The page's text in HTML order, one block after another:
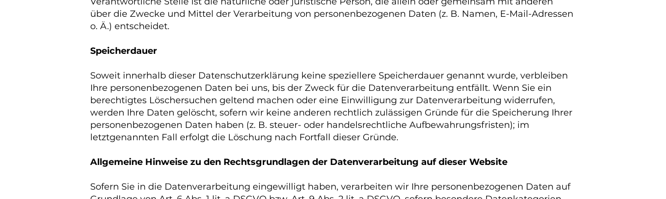
über die Zwecke und Mittel der Verarbeitung von personenbezogenen Daten (z. B. Namen, E-Mail-Adressen
o. Ä.) entscheidet.
Speicherdauer
Soweit innerhalb dieser Datenschutzerklärung keine speziellere Speicherdauer genannt wurde, verbleiben
Ihre personenbezogenen Daten bei uns, bis der Zweck für die Datenverarbeitung entfällt. Wenn Sie ein
berechtigtes Löschersuchen geltend machen oder eine Einwilligung zur Datenverarbeitung widerrufen,
werden Ihre Daten gelöscht, sofern wir keine anderen rechtlich zulässigen Gründe für die Speicherung Ihrer
personenbezogenen Daten haben (z. B. steuer- oder handelsrechtliche Aufbewahrungsfristen); im
letztgenannten Fall erfolgt die Löschung nach Fortfall dieser Gründe.
Allgemeine Hinweise zu den Rechtsgrundlagen der Datenverarbeitung auf dieser Website
Sofern Sie in die Datenverarbeitung eingewilligt haben, verarbeiten wir Ihre personenbezogenen Daten auf